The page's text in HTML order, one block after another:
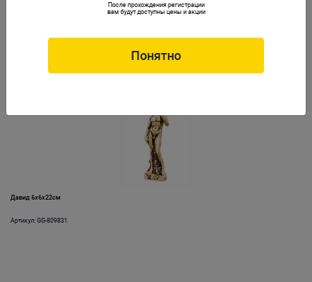
Губки фильтрующие для рюкзачного фильтра Микро
Давид 6x6x22см
Артикул: GG-809831
После прохождения регистрации
вам будут доступны цены и акции
Понятно